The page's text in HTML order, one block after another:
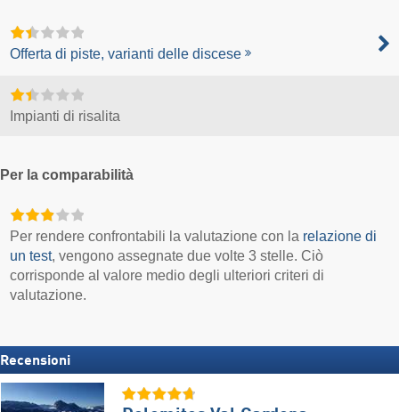
Offerta di piste, varianti delle discese
Impianti di risalita
Per la comparabilità
Per rendere confrontabili la valutazione con la relazione di
un test, vengono assegnate due volte 3 stelle. Ciò
corrisponde al valore medio degli ulteriori criteri di
valutazione.
Recensioni